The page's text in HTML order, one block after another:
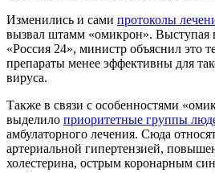
Изменились и сами протоколы
вызвал штамм «омикрон». Выступая
«Россия 24», министр объяснил это
препараты менее эффективны для
вируса.
Также в связи с особенностями
выделило приоритетные группы
амбулаторного лечения. Сюда
артериальной гипертензией,
холестерина, острым коронарным